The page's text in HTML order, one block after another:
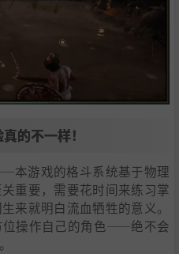
的不一样！
本游戏的格斗系统基于物理
重要，需要花时间来练习掌
来就明白流血牺牲的意义。
位操作自己的角色——绝不会